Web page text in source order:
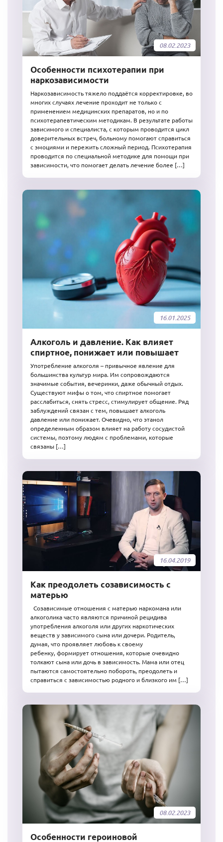
08.02.2023
Особенности психотерапии при
наркозависимости
Наркозависимость тяжело поддаётся корректировке, во
многих случаях лечение проходит не только с
применением медицинских препаратов, но и по
психотерапевтическим методикам. В результате работы
зависимого и специалиста, с которым проводится цикл
доверительных встреч, больному помогают справиться
с эмоциями и пережить сложный период. Психотерапия
проводится по специальной методике для помощи при
зависимости, что помогает делать лечение более […]
16.01.2025
Алкоголь и давление. Как влияет
спиртное, понижает или повышает
Употребление алкоголя – привычное явление для
большинства культур мира. Им сопровождаются
значимые события, вечеринки, даже обычный отдых.
Существуют мифы о том, что спиртное помогает
расслабиться, снять стресс, стимулирует общение. Ряд
заблуждений связан с тем, повышает алкоголь
давление или понижает. Очевидно, что этанол
определенным образом влияет на работу сосудистой
системы, поэтому людям с проблемами, которые
связаны […]
16.04.2019
Как преодолеть созависимость с
матерью
Созависимые отношения с матерью наркомана или
алкоголика часто являются причиной рецидива
употребления алкоголя или других наркотических
веществ у зависимого сына или дочери. Родитель,
думая, что проявляет любовь к своему
ребенку, формирует отношения, которые очевидно
толкают сына или дочь в зависимость. Мама или отец
пытаются самостоятельно побороть, преодолеть и
справиться с зависимостью родного и близкого им […]
08.02.2023
Особенности героиновой